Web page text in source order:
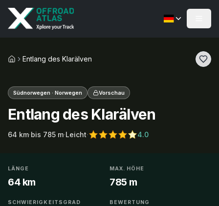
Entlang des Klarälven
Südnorwegen · Norwegen Vorschau
Entlang des Klarälven
64 km·bis 785 m·Leicht· 4.0
LÄNGE
64 km
MAX. HÖHE
785 m
SCHWIERIGKEITSGRAD BEWERTUNG